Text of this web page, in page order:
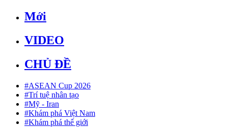
Mới
VIDEO
CHỦ ĐỀ
#ASEAN Cup 2026
#Trí tuệ nhân tạo
#Mỹ - Iran
#Khám phá Việt Nam
#Khám phá thế giới